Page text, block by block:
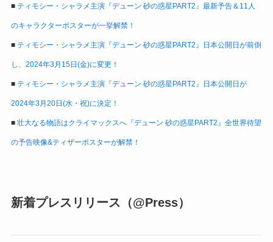
■ ティモシー・シャラメ主演『デューン 砂の惑星PART2』最新予告＆11人
のキャラクターポスターが一挙解禁！
■ ティモシー・シャラメ主演『デューン 砂の惑星PART2』日本公開日が前倒
し、2024年3月15日(金)に変更！
■ ティモシー・シャラメ主演『デューン 砂の惑星PART2』日本公開日が
2024年3月20日(水・祝)に決定！
■ 壮大なる物語はクライマックスへ『デューン 砂の惑星PART2』全世界待望
の予告映像&ティザーポスターが解禁！
新着プレスリリース（@Press）